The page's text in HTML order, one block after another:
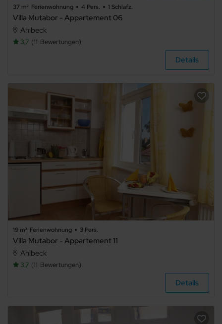
37 m² Ferienwohnung 4 Pers. 1 Schlafz.
Villa Mutabor - Appartement 06
Ahlbeck
3,7 11 Bewertungen
Details
19 m² Ferienwohnung 3 Pers.
Villa Mutabor - Appartement 11
Ahlbeck
3,7 11 Bewertungen
Details